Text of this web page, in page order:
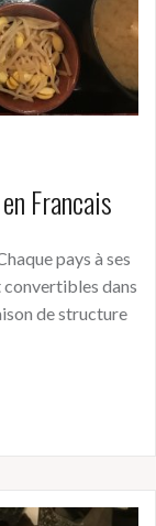
Francais
pays à ses
dans
de structure